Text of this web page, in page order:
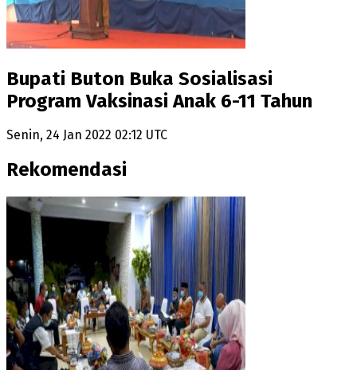
Bupati Buton Buka Sosialisasi
Program Vaksinasi Anak 6-11 Tahun
Senin, 24 Jan 2022 02:12 UTC
Rekomendasi